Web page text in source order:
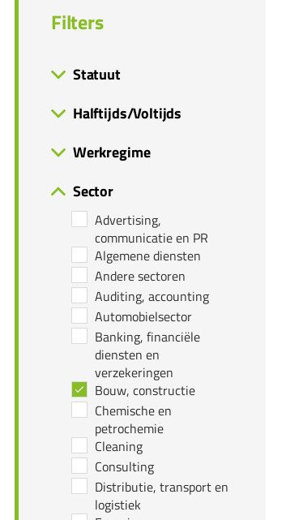
Filters
Statuut
Halftijds/Voltijds
Werkregime
Sector
Advertising,
communicatie en PR
Algemene diensten
Andere sectoren
Auditing, accounting
Automobielsector
Banking, financiële
diensten en
verzekeringen
Bouw, constructie
Chemische en
petrochemie
Cleaning
Consulting
Distributie, transport en
logistiek